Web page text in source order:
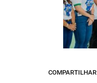
COMPARTILHAR